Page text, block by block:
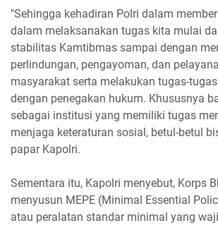
"Sehingga kehadiran Polri dalam
dalam melaksanakan tugas kita mulai
stabilitas Kamtibmas sampai dengan
perlindungan, pengayoman, dan
masyarakat serta melakukan tugas-
dengan penegakan hukum. Khususnya
sebagai institusi yang memiliki tugas
menjaga keteraturan sosial, betul-betul
papar Kapolri.
Sementara itu, Kapolri menyebut, Korps
menyusun MEPE (Minimal Essential
atau peralatan standar minimal yang